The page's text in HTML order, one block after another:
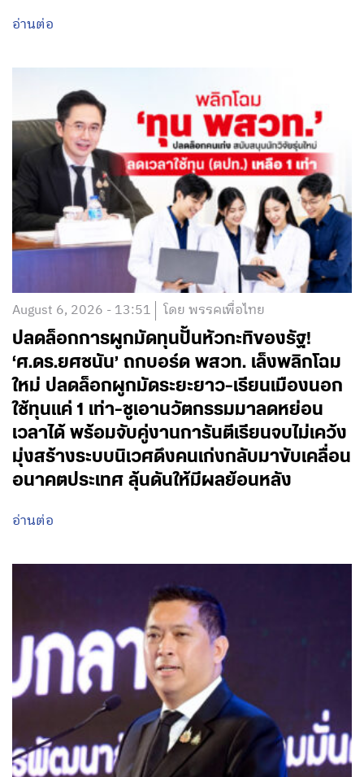
อ่านต่อ
August 6, 2026 - 13:51 โดย พรรคเพื่อไทย
ปลดล็อกการผูกมัดทุนปั้นหัวกะทิของรัฐ!
‘ศ.ดร.ยศชนัน’ ถกบอร์ด พสวท. เล็งพลิกโฉม
ใหม่ ปลดล็อกผูกมัดระยะยาว-เรียนเมืองนอก
ใช้ทุนแค่ 1 เท่า-ชูเอานวัตกรรมมาลดหย่อน
เวลาได้ พร้อมจับคู่งานการันตีเรียนจบไม่เคว้ง
มุ่งสร้างระบบนิเวศดึงคนเก่งกลับมาขับเคลื่อน
อนาคตประเทศ ลุ้นดันให้มีผลย้อนหลัง
อ่านต่อ